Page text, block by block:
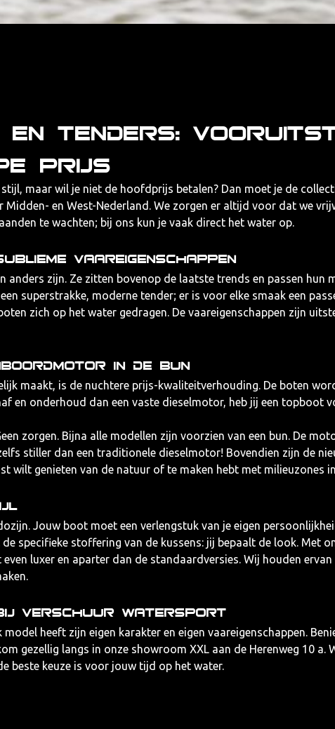
en tenders:
prijs
maar wil je niet de hoofdprijs betalen? Dan moet je de
en West-Nederland. We zorgen er altijd voor dat we
te wachten; bij ons kun je vaak direct het water op.
vaareigenschappen
anders zijn. Ze zitten bovenop de laatste trends en passen
superstrakke, moderne tender; er is voor elke smaak een
zich op het water gedragen. De vaareigenschappen zijn
in de bun
maakt, is de nuchtere prijs-kwaliteitverhouding. De boten
en onderhoud dan een vaste dieselmotor, heb jij een topboot
zorgen. Bijna alle modellen zijn voorzien van een bun. De
stiller dan een traditionele dieselmotor! Bovendien zijn de
wilt genieten van de natuur of te maken hebt met milieuzones
Jouw boot moet een verlengstuk van je eigen
specifieke stoffering van de kussens: jij bepaalt de look. Met
luxer en aparter dan de standaardversies. Wij houden
Verschuur Watersport
heeft zijn eigen karakter en eigen vaareigenschappen.
gezellig langs in onze showroom XXL aan de Herenweg 10
beste keuze is voor jouw tijd op het water.